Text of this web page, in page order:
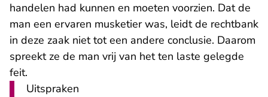
handelen had kunnen en moeten voorzien. Dat de
man een ervaren musketier was, leidt de rechtbank
in deze zaak niet tot een andere conclusie. Daarom
spreekt ze de man vrij van het ten laste gelegde
feit.
Uitspraken